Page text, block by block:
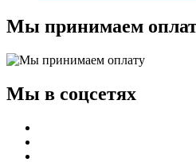
Мы принимаем
Мы в соцсетях